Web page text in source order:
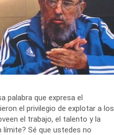
palabra que expresa el
el privilegio de explotar a los
el trabajo, el talento y la
límite? Sé que ustedes no